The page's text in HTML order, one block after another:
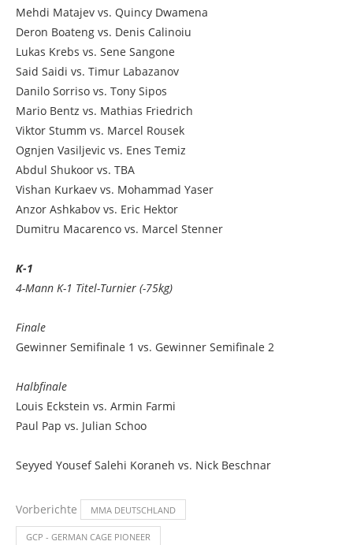
Mehdi Matajev vs. Quincy Dwamena
Deron Boateng vs. Denis Calinoiu
Lukas Krebs vs. Sene Sangone
Said Saidi vs. Timur Labazanov
Danilo Sorriso vs. Tony Sipos
Mario Bentz vs. Mathias Friedrich
Viktor Stumm vs. Marcel Rousek
Ognjen Vasiljevic vs. Enes Temiz
Abdul Shukoor vs. TBA
Vishan Kurkaev vs. Mohammad Yaser
Anzor Ashkabov vs. Eric Hektor
Dumitru Macarenco vs. Marcel Stenner
K-1
4-Mann K-1 Titel-Turnier (-75kg)
Finale
Gewinner Semifinale 1 vs. Gewinner Semifinale 2
Halbfinale
Louis Eckstein vs. Armin Farmi
Paul Pap vs. Julian Schoo
Seyyed Yousef Salehi Koraneh vs. Nick Beschnar
Vorberichte MMA DEUTSCHLAND
GCP - GERMAN CAGE PIONEER